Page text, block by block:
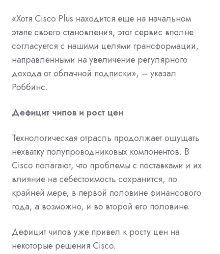
«Хотя Cisco Plus находится еще на начальном
этапе своего становления, этот сервис вполне
согласуется с нашими целями трансформации,
направленными на увеличение регулярного
дохода от облачной подписки», – указал
Роббинс.
Дефицит чипов и рост цен
Технологическая отрасль продолжает ощущать
нехватку полупроводниковых компонентов. В
Cisco полагают, что проблемы с поставками и их
влияние на себестоимость сохранится, по
крайней мере, в первой половине финансового
года, а возможно, и во второй его половине.
Дефицит чипов уже привел к росту цен на
некоторые решения Cisco.